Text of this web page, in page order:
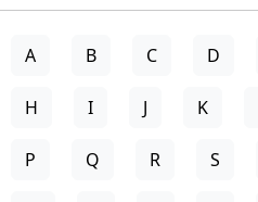
A B C D
H I J K
P Q R S